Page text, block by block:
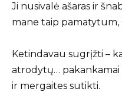
Ji nusivalė ašaras ir
mane taip pamatytum,
Ketindavau sugrįžti –
atrodytų… pakankamai
ir mergaites sutikti.